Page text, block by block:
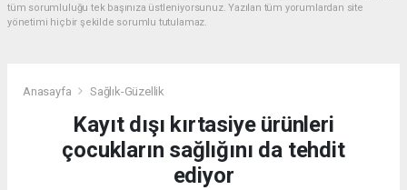
tüm sorumluluğu tek başınıza üstleniyorsunuz. Yazılan tüm yorumlardan site
yönetimi hiçbir şekilde sorumlu tutulamaz.
Anasayfa Sağlık-Güzellik
Kayıt dışı kırtasiye ürünleri
çocukların sağlığını da tehdit
ediyor